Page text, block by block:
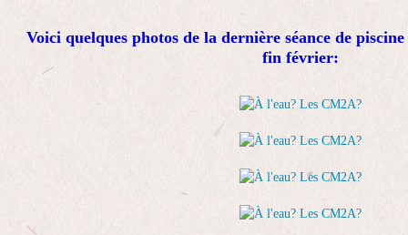
Voici quelques photos de la dernière séance de
fin février: